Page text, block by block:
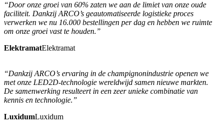
“Door onze groei van 60% zaten we aan de limiet van onze oude
faciliteit. Dankzij ARCO’s geautomatiseerde logistieke proces
verwerken we nu 16.000 bestellingen per dag en hebben we ruimte
om onze groei vast te houden.”
ElektramatElektramat
“Dankzij ARCO’s ervaring in de champignonindustrie openen we
met onze LED2D-technologie wereldwijd samen nieuwe markten.
De samenwerking resulteert in een zeer unieke combinatie van
kennis en technologie.”
LuxidumLuxidum